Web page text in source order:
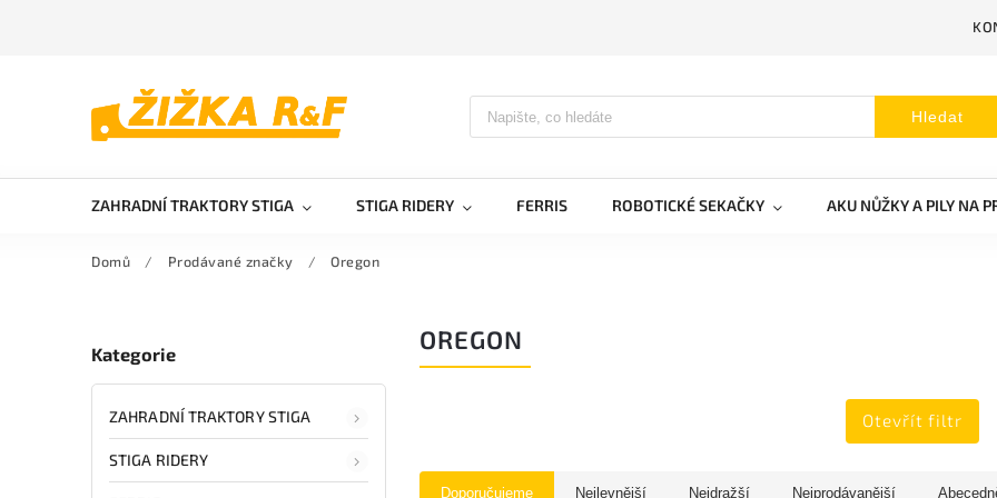
Hledat
ZAHRADNÍ TRAKTORY STIGA STIGA RIDERY FERRIS ROBOTICKÉ SEKAČKY AKU NŮŽKY A PILY NA
Domů / Prodávané značky / Oregon
Kategorie
ZAHRADNÍ TRAKTORY STIGA
STIGA RIDERY
OREGON
Otevřít filtr
Doporučujeme Nejlevnější Nejdražší Nejprodávanější